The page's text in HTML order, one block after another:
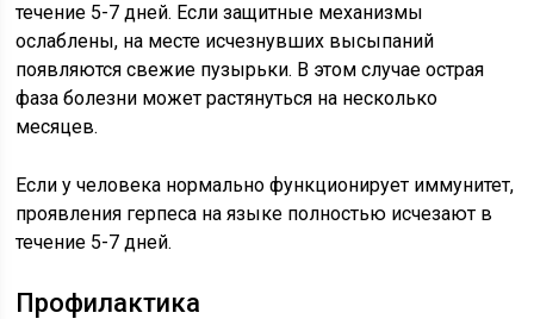
течение 5-7 дней. Если защитные механизмы
ослаблены, на месте исчезнувших высыпаний
появляются свежие пузырьки. В этом случае острая
фаза болезни может растянуться на несколько
месяцев.
Если у человека нормально функционирует иммунитет,
проявления герпеса на языке полностью исчезают в
течение 5-7 дней.
Профилактика